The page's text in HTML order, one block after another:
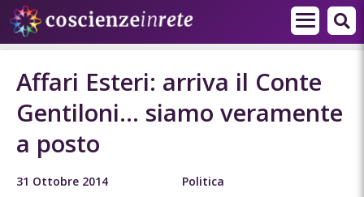
Affari Esteri: arriva il Conte
Gentiloni… siamo veramente
a posto
31 Ottobre 2014 Politica